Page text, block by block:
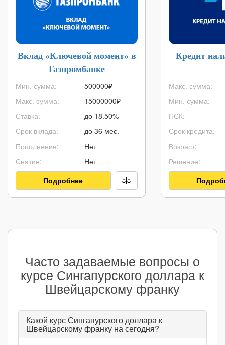
Вклад «Ключевой момент» в
Газпромбанке
Мин. сумма:
Макс. сумма:
Ставка:
Срок вклада:
Пополнение:
Снятие:
500000₽
15000000₽
до 18.50%
до 36 мес.
Нет
Нет
Подробнее
Кредит
Макс. сумма:
Мин. сумма:
ПСК:
Срок кредита:
Возраст:
Решение:
Часто задаваемые вопросы о
курсе Сингапурского доллара к
Швейцарскому франку
Какой курс Сингапурского доллара к
Швейцарскому франку на сегодня?